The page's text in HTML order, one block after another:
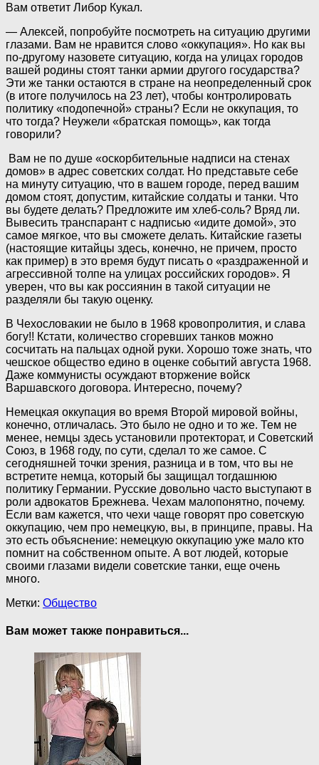
Вам ответит Либор Кукал.
— Алексей, попробуйте посмотреть на ситуацию другими
глазами. Вам не нравится слово «оккупация». Но как вы
по-другому назовете ситуацию, когда на улицах городов
вашей родины стоят танки армии другого государства?
Эти же танки остаются в стране на неопределенный срок
(в итоге получилось на 23 лет), чтобы контролировать
политику «подопечной» страны? Если не оккупация, то
что тогда? Неужели «братская помощь», как тогда
говорили?
Вам не по душе «оскорбительные надписи на стенах
домов» в адрес советских солдат. Но представьте себе
на минуту ситуацию, что в вашем городе, перед вашим
домом стоят, допустим, китайские солдаты и танки. Что
вы будете делать? Предложите им хлеб-соль? Вряд ли.
Вывесить транспарант с надписью «идите домой», это
самое мягкое, что вы сможете делать. Китайские газеты
(настоящие китайцы здесь, конечно, не причем, просто
как пример) в это время будут писать о «раздраженной и
агрессивной толпе на улицах российских городов». Я
уверен, что вы как россиянин в такой ситуации не
разделяли бы такую оценку.
В Чехословакии не было в 1968 кровопролития, и слава
богу!! Кстати, количество сгоревших танков можно
сосчитать на пальцах одной руки. Хорошо тоже знать, что
чешское общество едино в оценке событий августа 1968.
Даже коммунисты осуждают вторжение войск
Варшавского договора. Интересно, почему?
Немецкая оккупация во время Второй мировой войны,
конечно, отличалась. Это было не одно и то же. Тем не
менее, немцы здесь установили протекторат, и Советский
Союз, в 1968 году, по сути, сделал то же самое. С
сегодняшней точки зрения, разница и в том, что вы не
встретите немца, который бы защищал тогдашнюю
политику Германии. Русские довольно часто выступают в
роли адвокатов Брежнева. Чехам малопонятно, почему.
Если вам кажется, что чехи чаще говорят про советскую
оккупацию, чем про немецкую, вы, в принципе, правы. На
это есть объяснение: немецкую оккупацию уже мало кто
помнит на собственном опыте. А вот людей, которые
своими глазами видели советские танки, еще очень
много.
Метки: Общество
Вам может также понравиться...